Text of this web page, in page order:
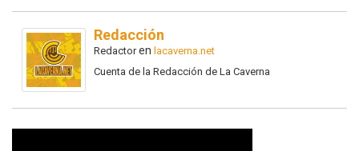
Redacción
Redactoren lacaverna.net
Cuenta de la Redacción de La Caverna